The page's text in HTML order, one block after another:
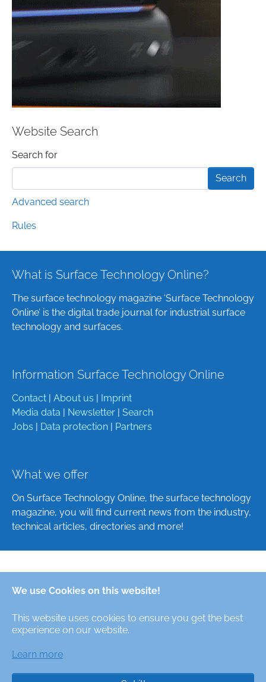
We use Cookies on this website!
This website uses cookies to ensure you get the best
experience on our website.
Learn more
Website Search
Search form
Search for
Advanced search
Rules
What is Surface Technology Online?
The surface technology magazine ‘Surface Technology
Online’ is the digital trade journal for industrial surface
technology and surfaces.
Information Surface Technology Online
Contact | About us | Imprint
Media data | Newsletter | Search
Jobs | Data protection | Partners
What we offer
On Surface Technology Online, the surface technology
magazine, you will find current news from the industry,
technical articles, directories and more!
English
Alle Rechte/All Rights Reserved © Oberfläche-Online,
das digitale Oberflächentechnik-Magazin / the digital
surface technologies magazine